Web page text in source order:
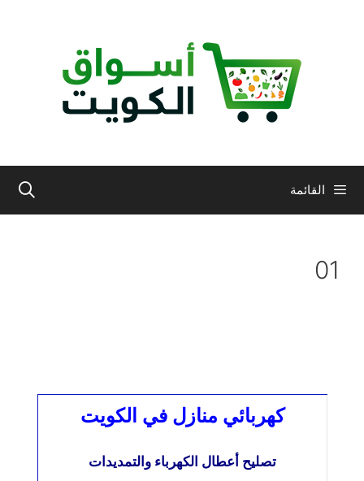
القائمة
01
كهربائي منازل في الكويت
تصليح أعطال الكهرباء والتمديدات